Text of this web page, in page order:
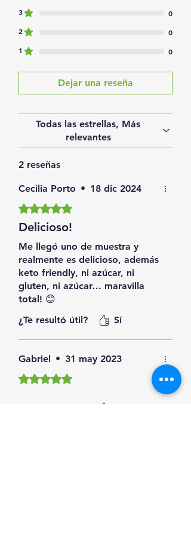
3
0
2
0
1
0
Dejar una reseña
Todas las estrellas, Más
relevantes
2 reseñas
Cecilia Porto • 18 dic 2024
Obtuvo 5 de 5 estrellas.
Delicioso!
Me llegó uno de muestra y
realmente es delicioso, además
keto friendly, ni azúcar, ni
gluten, ni azúcar… maravilla
total! 😊
¿Te resultó útil?
Sí
Gabriel • 31 may 2023
Obtuvo 5 de 5 estrellas.